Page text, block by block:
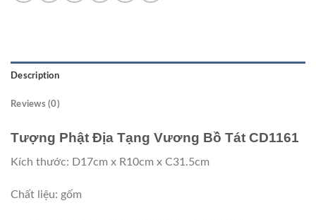
Description
Reviews (0)
Tượng Phật Địa Tạng Vương Bồ Tát CD1161
Kích thước: D17cm x R10cm x C31.5cm
Chất liệu: gốm